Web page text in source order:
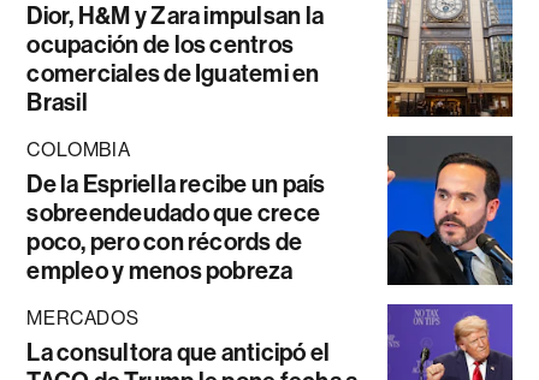
Dior, H&M y Zara impulsan la
ocupación de los centros
comerciales de Iguatemi en
Brasil
COLOMBIA
De la Espriella recibe un país
sobreendeudado que crece
poco, pero con récords de
empleo y menos pobreza
MERCADOS
La consultora que anticipó el